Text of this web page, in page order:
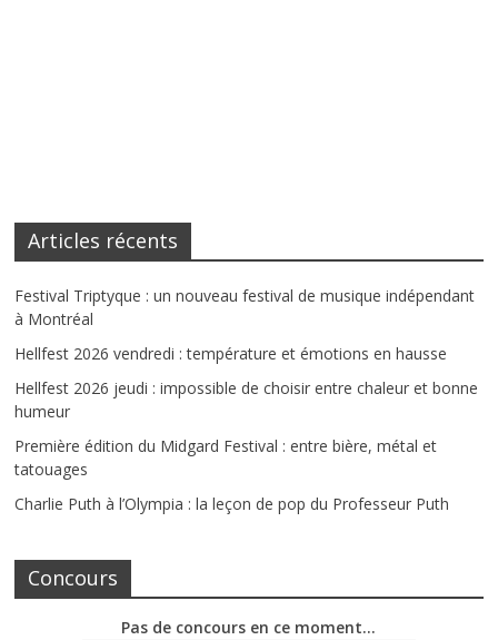
Articles récents
Festival Triptyque : un nouveau festival de musique indépendant
à Montréal
Hellfest 2026 vendredi : température et émotions en hausse
Hellfest 2026 jeudi : impossible de choisir entre chaleur et bonne
humeur
Première édition du Midgard Festival : entre bière, métal et
tatouages
Charlie Puth à l’Olympia : la leçon de pop du Professeur Puth
Concours
Pas de concours en ce moment…